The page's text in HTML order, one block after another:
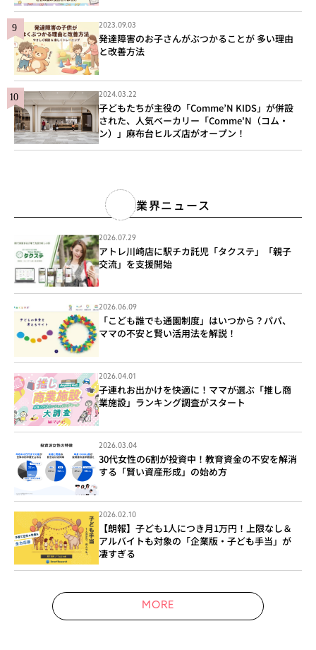
2023.09.03
発達障害のお子さんがぶつかることが 多い理由
と改善方法
2024.03.22
子どもたちが主役の「Comme’N KIDS」が併設
された、人気ベーカリー「Comme'N（コム・
ン）」麻布台ヒルズ店がオープン！
業界ニュース
2026.07.29
アトレ川崎店に駅チカ託児「タクステ」「親子
交流」を支援開始
2026.06.09
「こども誰でも通園制度」はいつから？パパ、
ママの不安と賢い活用法を解説！
2026.04.01
子連れお出かけを快適に！ママが選ぶ「推し商
業施設」ランキング調査がスタート
2026.03.04
30代女性の6割が投資中！教育資金の不安を解消
する「賢い資産形成」の始め方
2026.02.10
【朗報】子ども1人につき月1万円！上限なし＆
アルバイトも対象の「企業版・子ども手当」が
凄すぎる
MORE